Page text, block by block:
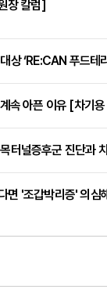
장 칼럼]
상 ‘RE:CAN 푸드테
속 아픈 이유 [차기
면 '조갑박리증' 의심